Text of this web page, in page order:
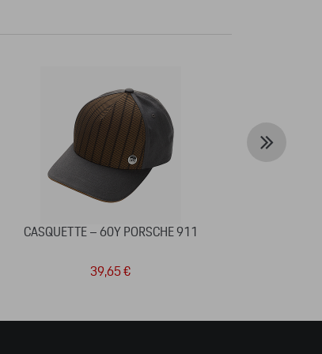
CASQUETTE – 60Y PORSCHE 911
39,65 €